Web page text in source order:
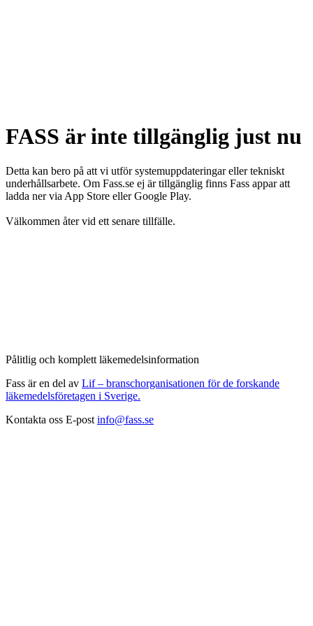
FASS är inte tillgänglig just nu
Detta kan bero på att vi utför systemuppdateringar eller tekniskt
underhållsarbete. Om Fass.se ej är tillgänglig finns Fass appar att
ladda ner via App Store eller Google Play.
Välkommen åter vid ett senare tillfälle.
Pålitlig och komplett läkemedelsinformation
Fass är en del av Lif – branschorganisationen för de forskande
läkemedelsföretagen i Sverige.
Kontakta oss E-post info@fass.se